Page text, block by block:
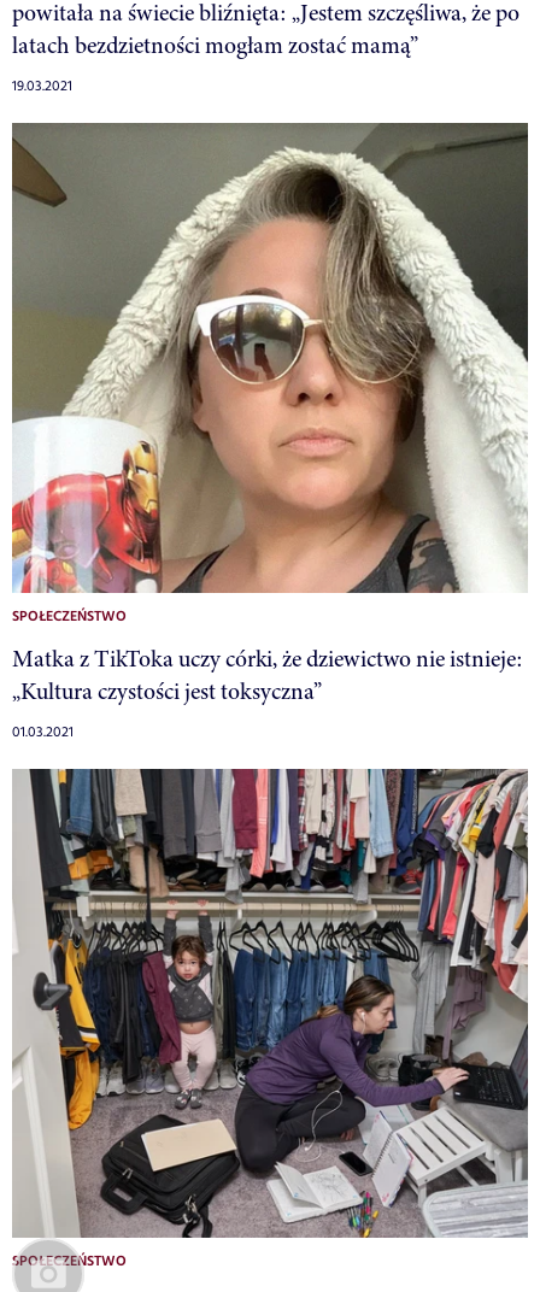
powitała na świecie bliźnięta: „Jestem szczęśliwa, że po
latach bezdzietności mogłam zostać mamą”
19.03.2021
SPOŁECZEŃSTWO
Matka z TikToka uczy córki, że dziewictwo nie istnieje:
„Kultura czystości jest toksyczna”
01.03.2021
SPOŁECZEŃSTWO